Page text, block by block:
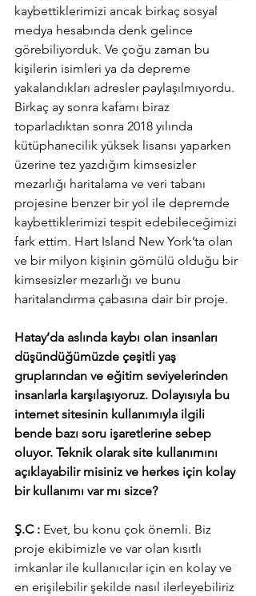
kaybettiklerimizi ancak birkaç sosyal
medya hesabında denk gelince
görebiliyorduk. Ve çoğu zaman bu
kişilerin isimleri ya da depreme
yakalandıkları adresler paylaşılmıyordu.
Birkaç ay sonra kafamı biraz
toparladıktan sonra 2018 yılında
kütüphanecilik yüksek lisansı yaparken
üzerine tez yazdığım kimsesizler
mezarlığı haritalama ve veri tabanı
projesine benzer bir yol ile depremde
kaybettiklerimizi tespit edebileceğimizi
fark ettim. Hart Island New York’ta olan
ve bir milyon kişinin gömülü olduğu bir
kimsesizler mezarlığı ve bunu
haritalandırma çabasına dair bir proje.
Hatay’da aslında kaybı olan insanları
düşündüğümüzde çeşitli yaş
gruplarından ve eğitim seviyelerinden
insanlarla karşılaşıyoruz. Dolayısıyla bu
internet sitesinin kullanımıyla ilgili
bende bazı soru işaretlerine sebep
oluyor. Teknik olarak site kullanımını
açıklayabilir misiniz ve herkes için kolay
bir kullanımı var mı sizce?
Ş.C : Evet, bu konu çok önemli. Biz
proje ekibimizle ve var olan kısıtlı
imkanlar ile kullanıcılar için en kolay ve
en erişilebilir şekilde nasıl ilerleyebiliriz